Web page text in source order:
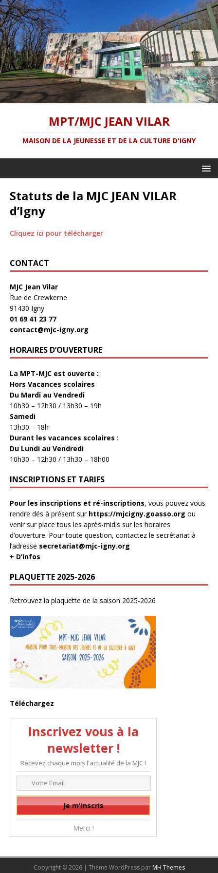
MPT/MJC JEAN VILAR
MAISON DE LA JEUNESSE ET DE LA CULTURE D'IGNY
Statuts de la MJC JEAN VILAR
d’Igny
Cliquez ici pour télécharger
CONTACT
MJC Jean Vilar
Rue de Crewkerne
91430 Igny
01 69 41 23 77
contact@mjc-igny.org
HORAIRES D’OUVERTURE
La MPT-MJC est ouverte :
Hors Vacances scolaires
Du Mardi au Vendredi
10h30 – 12h30 / 13h30 – 19h
Samedi
13h30 – 18h
Durant les vacances scolaires :
Du Lundi au Vendredi
10h30 – 12h30 / 13h30 – 18h00
INSCRIPTIONS ET TARIFS
Pour les inscriptions et ré-inscriptions, vous pouvez vous
rendre dés à présent sur https://mjcigny.goasso.org ou
venir sur place tous les après-midis sur les horaires
d’ouverture. Pour toute question, contactez le secrétariat à
l’adresse secretariat@mjc-igny.org
+ D’infos
PLAQUETTE 2025-2026
Retrouvez la plaquette de la saison 2025-2026
Téléchargez
Inscrivez vous à la
newsletter !
Recevez chaque mois l'actualité de la MJC !
Merci !
Copyright © 2026 | Thème WordPress par MH Themes